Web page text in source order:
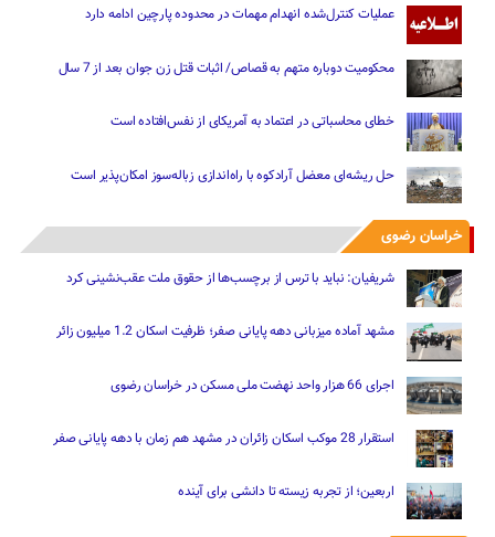
عملیات کنترل‌شده انهدام مهمات در محدوده پارچین ادامه دارد
محکومیت دوباره متهم به قصاص/ اثبات قتل زن جوان بعد از 7 سال
خطای محاسباتی در اعتماد به آمریکای از نفس‌افتاده است
حل ریشه‌ای معضل آرادکوه با راه‌اندازی زباله‌سوز امکان‌پذیر است
خراسان رضوی
شریفیان: نباید با ترس از برچسب‌ها از حقوق ملت عقب‌نشینی کرد
مشهد آماده میزبانی دهه پایانی صفر؛ ظرفیت اسکان 1.2 میلیون زائر
اجرای 66 هزار واحد نهضت ملی مسکن در خراسان رضوی
استقرار 28 موکب اسکان زائران در مشهد هم زمان با دهه پایانی صفر
اربعین؛ از تجربه زیسته تا دانشی برای آینده